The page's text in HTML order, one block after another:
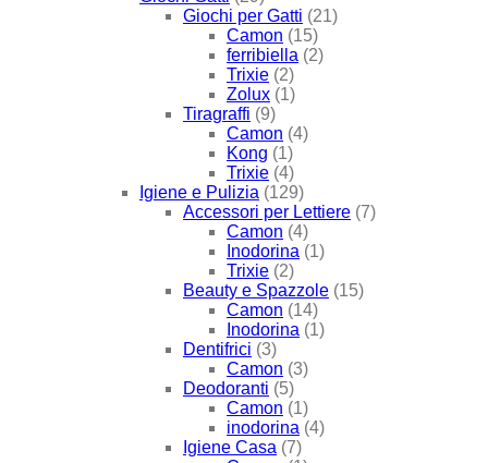
Giochi per Gatti (21)
Camon (15)
ferribiella (2)
Trixie (2)
Zolux (1)
Tiragraffi (9)
Camon (4)
Kong (1)
Trixie (4)
Igiene e Pulizia (129)
Accessori per Lettiere (7)
Camon (4)
Inodorina (1)
Trixie (2)
Beauty e Spazzole (15)
Camon (14)
Inodorina (1)
Dentifrici (3)
Camon (3)
Deodoranti (5)
Camon (1)
inodorina (4)
Igiene Casa (7)